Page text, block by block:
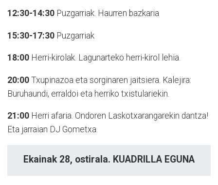
12:30-14:30 Puzgarriak. Haurren bazkaria
15:30-17:30 Puzgarriak
18:00 Herri-kirolak. Lagunarteko herri-kirol lehia.
20:00 Txupinazoa eta sorginaren jaitsiera. Kalejira:
Buruhaundi, erraldoi eta herriko txistulariekin.
21:00 Herri afaria. Ondoren Laskotxarangarekin dantza!
Eta jarraian DJ Gometxa.
Ekainak 28, ostirala. KUADRILLA EGUNA